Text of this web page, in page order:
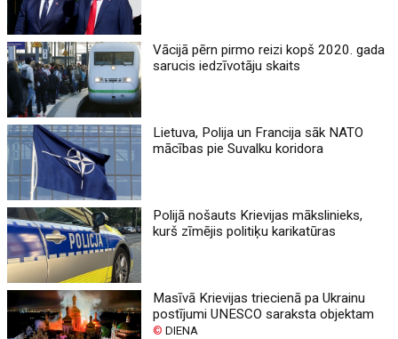
Vācijā pērn pirmo reizi kopš 2020. gada
sarucis iedzīvotāju skaits
Lietuva, Polija un Francija sāk NATO
mācības pie Suvalku koridora
Polijā nošauts Krievijas mākslinieks,
kurš zīmējis politiķu karikatūras
Masīvā Krievijas triecienā pa Ukrainu
postījumi UNESCO saraksta objektam
© DIENA